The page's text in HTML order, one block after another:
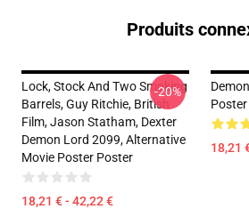
Produits
Lock, Stock And Two Smoking
Barrels, Guy Ritchie, British
Film, Jason Statham, Dexter
Demon Lord 2099, Alternative
Movie Poster Poster
18,21 € - 42,22 €
-20%
Poster
18,21